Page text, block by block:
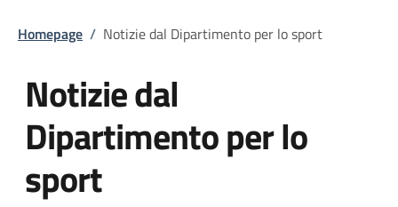
Homepage / Notizie dal Dipartimento per lo sport
Notizie dal
Dipartimento per lo
sport